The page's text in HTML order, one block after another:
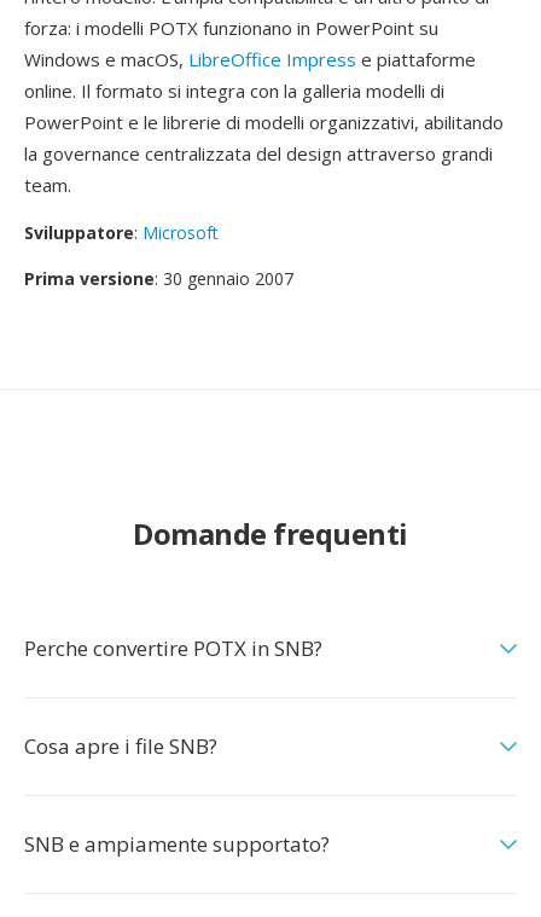
forza: i modelli POTX funzionano in PowerPoint su
Windows e macOS, LibreOffice Impress e piattaforme
online. Il formato si integra con la galleria modelli di
PowerPoint e le librerie di modelli organizzativi, abilitando
la governance centralizzata del design attraverso grandi
team.
Sviluppatore: Microsoft
Prima versione: 30 gennaio 2007
Domande frequenti
Perche convertire POTX in SNB?
Cosa apre i file SNB?
SNB e ampiamente supportato?